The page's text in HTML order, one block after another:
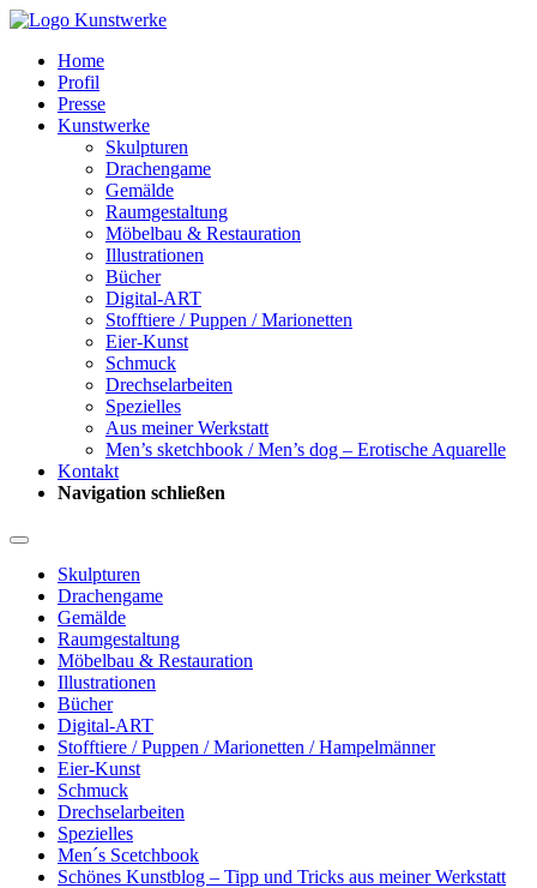
Home
Profil
Presse
Kunstwerke
Skulpturen
Drachengame
Gemälde
Raumgestaltung
Möbelbau & Restauration
Illustrationen
Bücher
Digital-ART
Stofftiere / Puppen / Marionetten
Eier-Kunst
Schmuck
Drechselarbeiten
Spezielles
Aus meiner Werkstatt
Men’s sketchbook / Men’s dog – Erotische Aquarelle
Kontakt
Navigation schließen
Skulpturen
Drachengame
Gemälde
Raumgestaltung
Möbelbau & Restauration
Illustrationen
Bücher
Digital-ART
Stofftiere / Puppen / Marionetten / Hampelmänner
Eier-Kunst
Schmuck
Drechselarbeiten
Spezielles
Men´s Scetchbook
Schönes Kunstblog – Tipp und Tricks aus meiner Werkstatt